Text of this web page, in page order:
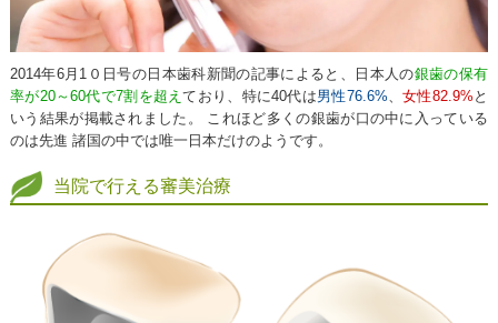
2014年6月1０日号の日本歯科新聞の記事によると、日本人の銀歯の保有
率が20～60代で7割を超えており、特に40代は男性76.6%、女性82.9% と
いう結果が掲載されました。 これほど多くの銀歯が口の中に入っている
のは先進 諸国の中では唯一日本だけのようです。
当院で行える審美治療